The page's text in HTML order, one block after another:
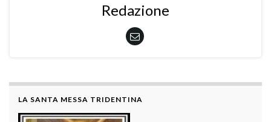
Redazione
LA SANTA MESSA TRIDENTINA